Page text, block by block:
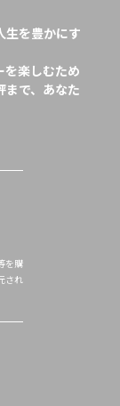
生を豊かにす
を楽しむため
まで、あなた
を購
され